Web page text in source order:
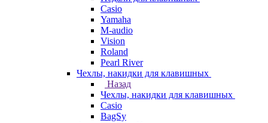
Casio
Yamaha
M-audio
Vision
Roland
Pearl River
Чехлы, накидки для клавишных
Назад
Чехлы, накидки для клавишных
Casio
BagSy